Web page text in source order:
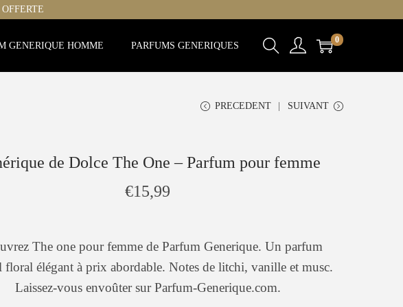
GENERIQUE HOMME PARFUMS GENERIQUES
0
PRECEDENT SUIVANT
de Dolce The One – Parfum pour femme
€15,99
The one pour femme de Parfum Generique. Un parfum
floral élégant à prix abordable. Notes de litchi, vanille et musc.
Laissez-vous envoûter sur Parfum-Generique.com.